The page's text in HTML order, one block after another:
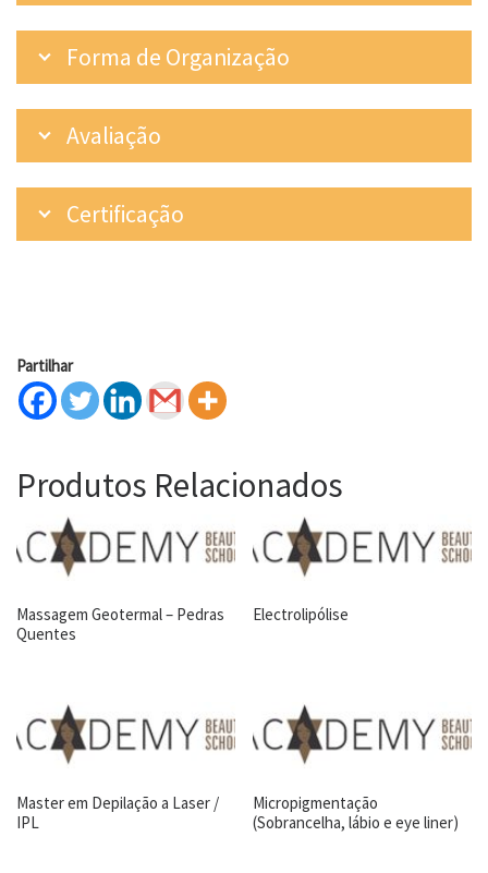
Forma de Organização
Avaliação
Certificação
Partilhar
Produtos Relacionados
Massagem Geotermal – Pedras
Quentes
Electrolipólise
Master em Depilação a Laser /
IPL
Micropigmentação
(Sobrancelha, lábio e eye liner)